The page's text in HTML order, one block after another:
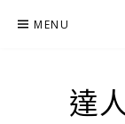
MENU
達